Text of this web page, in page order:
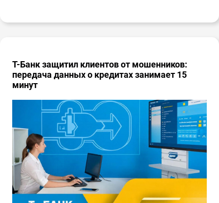
Т-Банк защитил клиентов от мошенников:
передача данных о кредитах занимает 15
минут